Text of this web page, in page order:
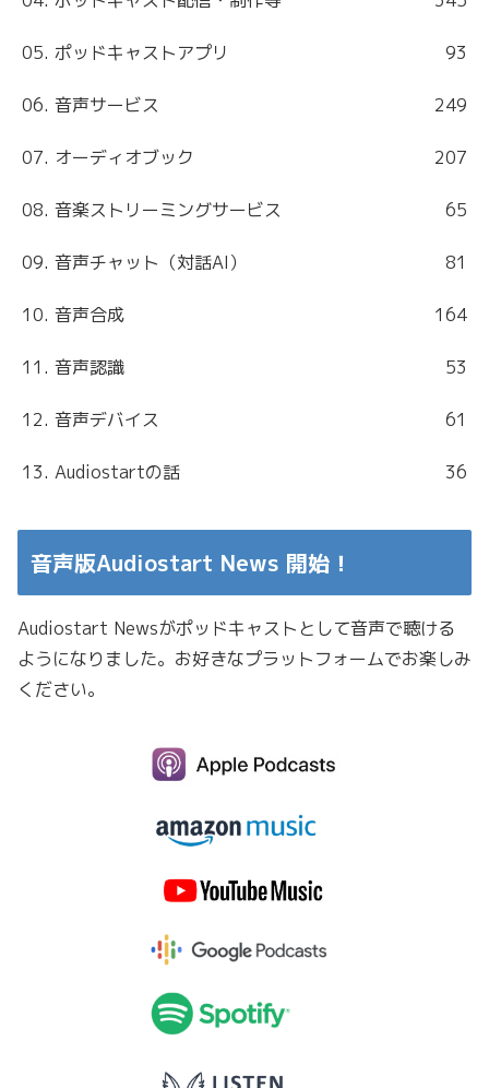
05. ポッドキャストアプリ 93
06. 音声サービス 249
07. オーディオブック 207
08. 音楽ストリーミングサービス 65
09. 音声チャット（対話AI） 81
10. 音声合成 164
11. 音声認識 53
12. 音声デバイス 61
13. Audiostartの話 36
音声版Audiostart News 開始！
Audiostart Newsがポッドキャストとして音声で聴ける
ようになりました。お好きなプラットフォームでお楽しみ
ください。